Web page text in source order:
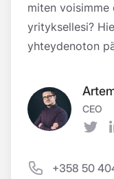
miten voisimme
yrityksellesi?
yhteydenoton
CEO
+358 50